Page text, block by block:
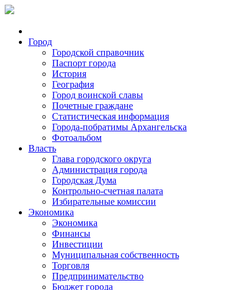
Город
Городской справочник
Паспорт города
История
География
Город воинской славы
Почетные граждане
Статистическая информация
Города-побратимы Архангельска
Фотоальбом
Власть
Глава городского округа
Администрация города
Городская Дума
Контрольно-счетная палата
Избирательные комиссии
Экономика
Экономика
Финансы
Инвестиции
Муниципальная собственность
Торговля
Предпринимательство
Бюджет города